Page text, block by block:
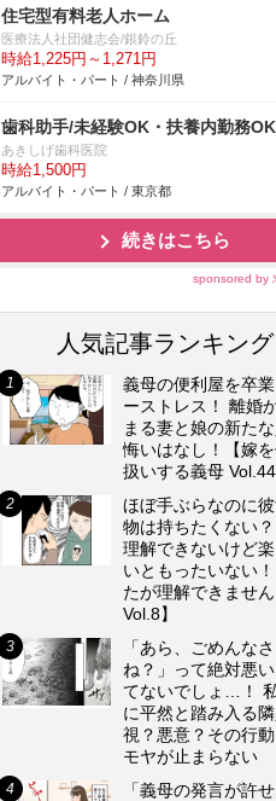
住宅型有料老人ホーム
医療法人社団健志会/銀鈴の丘
時給1,225円～1,271円
アルバイト・パート / 神奈川県
歯科助手/未経験OK・扶養内勤務OK
あきしげ歯科医院
時給1,500円
アルバイト・パート / 東京都
続きはこちら
sponsored by
人気記事ランキング
義母の便利屋を卒業
ーストレス！ 離婚
まる妻と娘の新た
悔いはなし！【嫁
扱いする義母 Vol.44
ほぼ手ぶらなのに
物は持ちたくない
理解できないけど
いともったいない
たが理解できません
Vol.8】
「あら、ごめんな
ね？」って絶対悪
てないでしょ…！
に平然と踏み入る
視？悪意？その行
モヤが止まらない
「義母の発言が許